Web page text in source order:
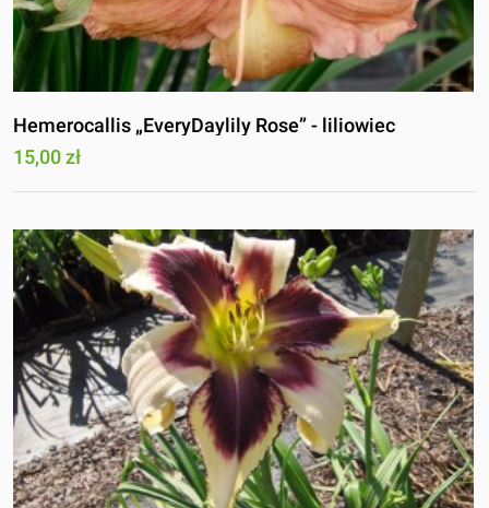
Hemerocallis „EveryDaylily Rose” - liliowiec
15,00 zł